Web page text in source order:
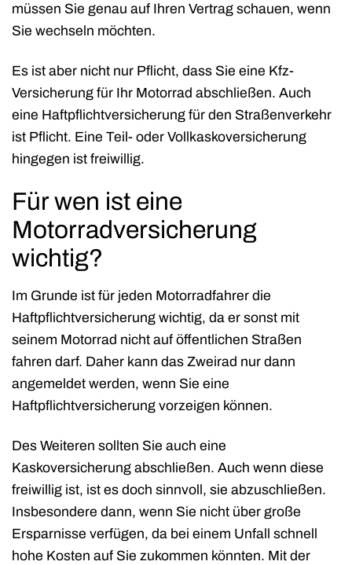
müssen Sie genau auf Ihren Vertrag schauen, wenn
Sie wechseln möchten.
Es ist aber nicht nur Pflicht, dass Sie eine Kfz-
Versicherung für Ihr Motorrad abschließen. Auch
eine Haftpflichtversicherung für den Straßenverkehr
ist Pflicht. Eine Teil- oder Vollkaskoversicherung
hingegen ist freiwillig.
Für wen ist eine
Motorradversicherung
wichtig?
Im Grunde ist für jeden Motorradfahrer die
Haftpflichtversicherung wichtig, da er sonst mit
seinem Motorrad nicht auf öffentlichen Straßen
fahren darf. Daher kann das Zweirad nur dann
angemeldet werden, wenn Sie eine
Haftpflichtversicherung vorzeigen können.
Des Weiteren sollten Sie auch eine
Kaskoversicherung abschließen. Auch wenn diese
freiwillig ist, ist es doch sinnvoll, sie abzuschließen.
Insbesondere dann, wenn Sie nicht über große
Ersparnisse verfügen, da bei einem Unfall schnell
hohe Kosten auf Sie zukommen könnten. Mit der